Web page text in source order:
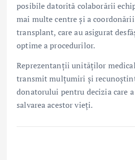
posibile datorită colaborării
mai multe centre și a
transplant, care au asigurat
optime a procedurilor.
Reprezentanții unităților
transmit mulțumiri și
donatorului pentru decizia care
salvarea acestor vieți.